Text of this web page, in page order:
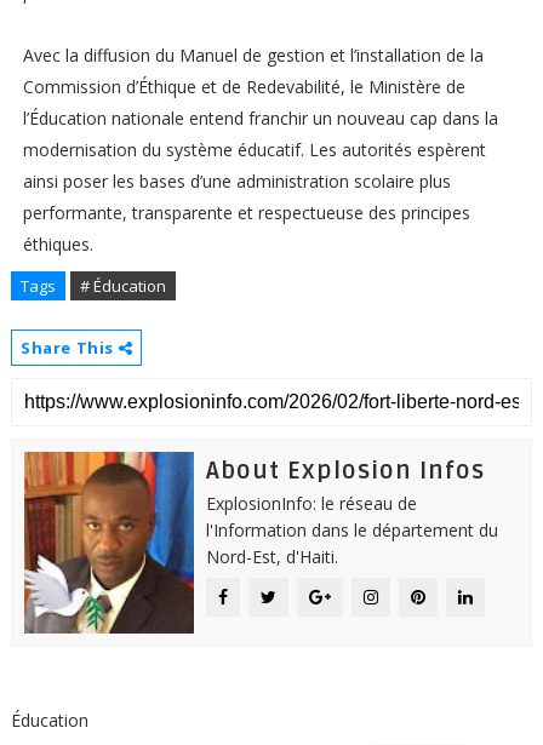
Avec la diffusion du Manuel de gestion et l’installation de la
Commission d’Éthique et de Redevabilité, le Ministère de
l’Éducation nationale entend franchir un nouveau cap dans la
modernisation du système éducatif. Les autorités espèrent
ainsi poser les bases d’une administration scolaire plus
performante, transparente et respectueuse des principes
éthiques.
Tags # Éducation
Share This
About Explosion Infos
ExplosionInfo: le réseau de
l'Information dans le département du
Nord-Est, d'Haiti.
Éducation